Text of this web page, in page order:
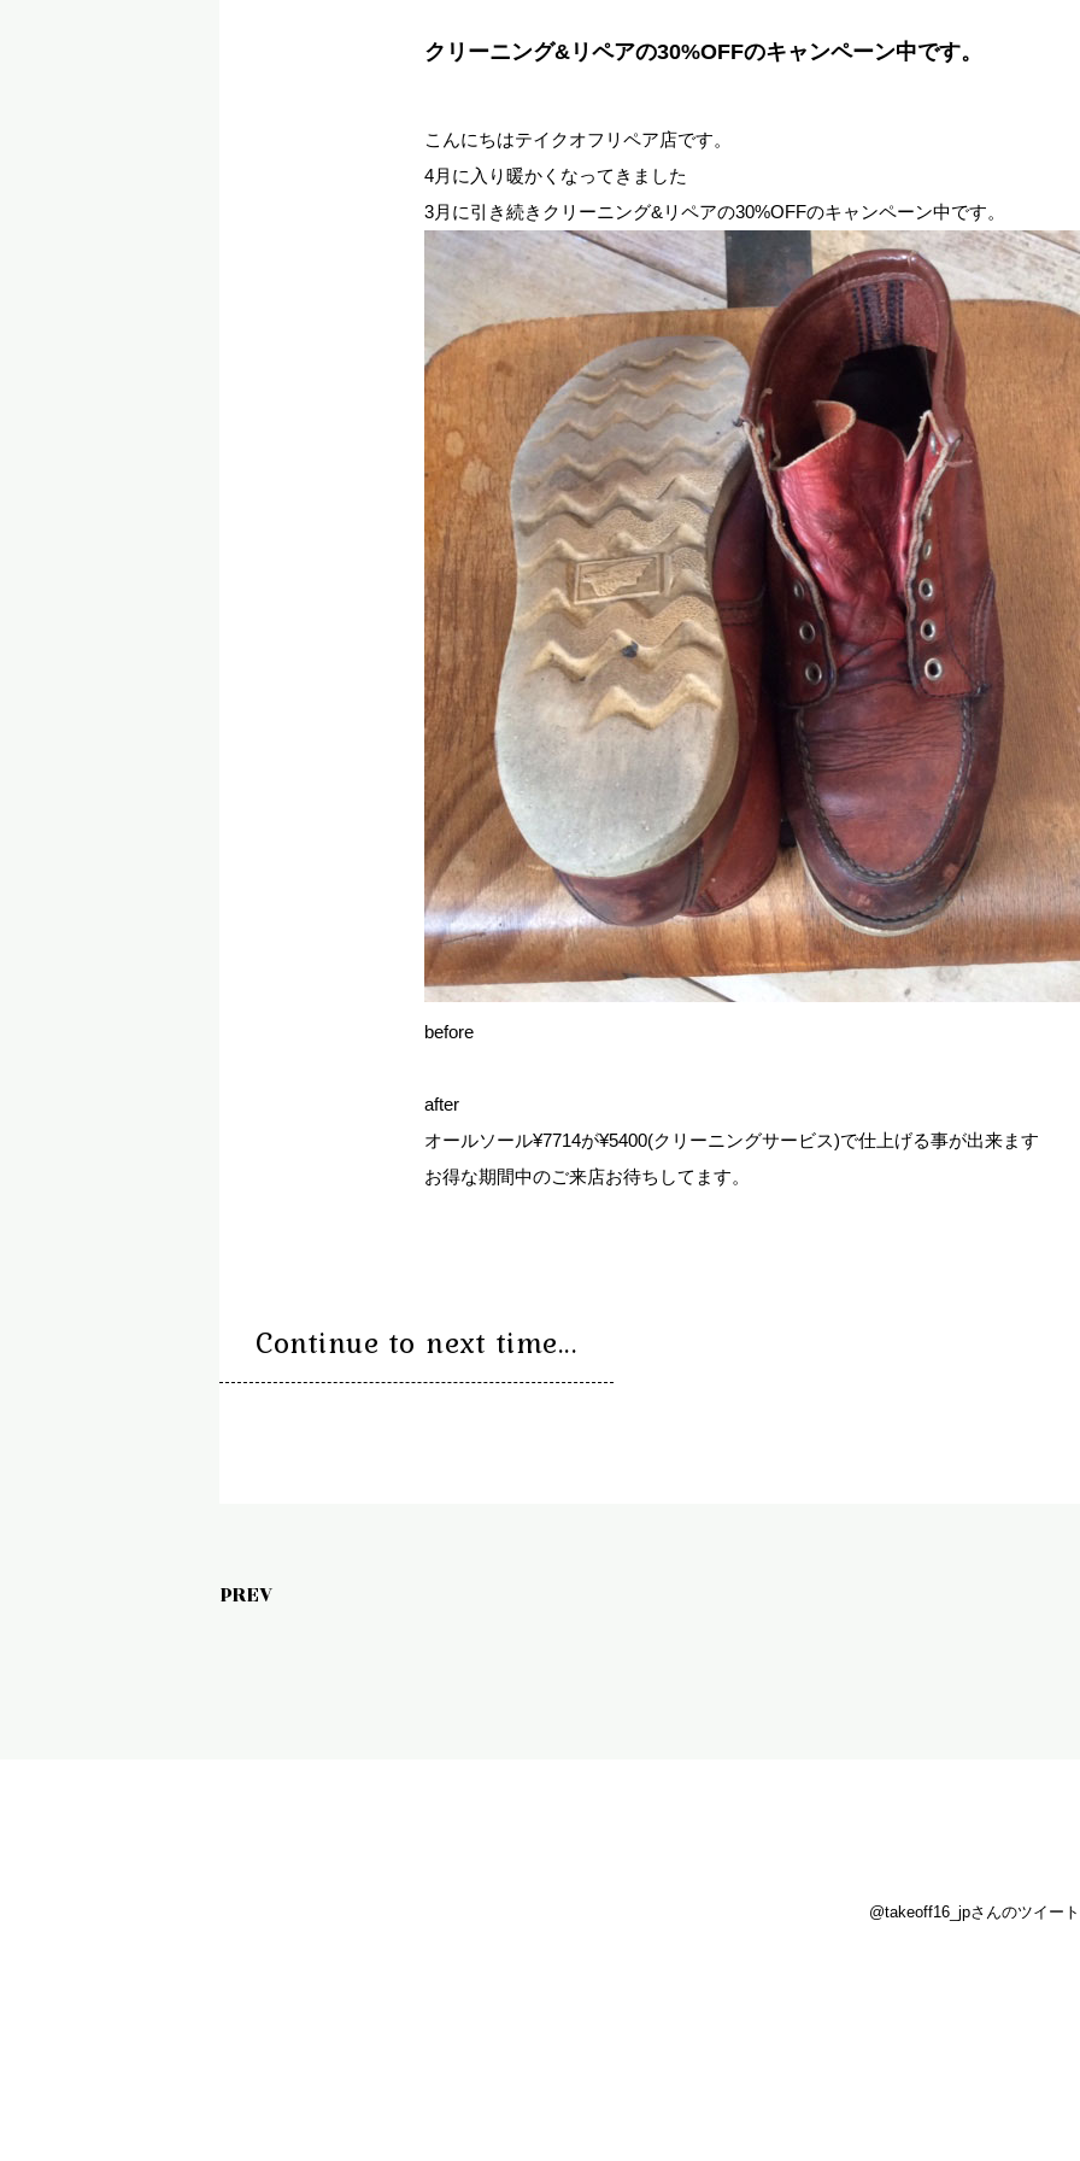
クリーニング&リペアの30%OFFのキャンペーン中です。
こんにちはテイクオフリペア店です。
4月に入り暖かくなってきました
3月に引き続きクリーニング&リペアの30%OFFのキャンペーン中です。
before
after
オールソール¥7714が¥5400(クリーニングサービス)で仕上げる事が出来ます
お得な期間中のご来店お待ちしてます。
Continue to next time...
PREV
@takeoff16_jpさんのツイート